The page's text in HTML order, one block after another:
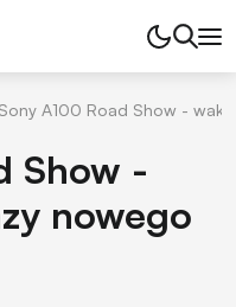
Sony A100 Road Show -
Show -
nowego